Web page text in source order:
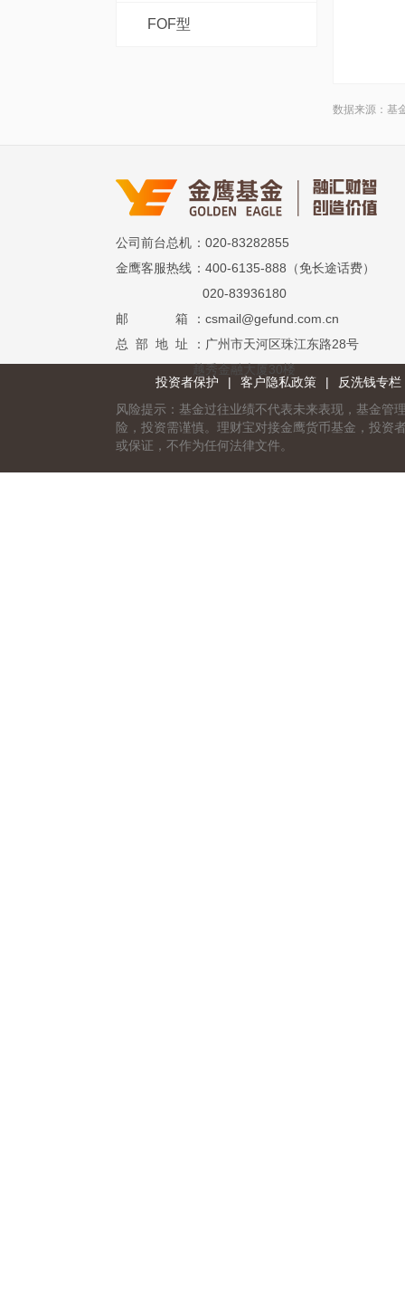
FOF型
数据来源：基
公司前台总机 ：020-83282855
金鹰客服热线 ：400-6135-888（免长途话费）
020-83936180
邮 箱
：csmail@gefund.com.cn
总 部 地 址
：广州市天河区珠江东路28号
越秀金融大厦30楼
投资者保护
| 客户隐私政策 |
反洗钱专栏
风险提示：基金过往业绩不代表未来表现，基金管
险，投资需谨慎。理财宝对接金鹰货币基金，投资
或保证，不作为任何法律文件。